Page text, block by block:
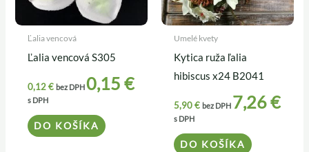
Ľalia vencová
Ľalia vencová S305
0,12€ bez DPH0,15 €
s DPH
DO KOŠÍKA
Umelé kvety
Kytica ruža ľalia
hibiscus x24 B2041
5,90€ bez DPH 7,26€
s DPH
DO KOŠÍKA